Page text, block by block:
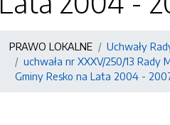
PRAWO LOKALNE Uchwały
uchwała nr XXXV/250/13
Gminy Resko na Lata 2004 -